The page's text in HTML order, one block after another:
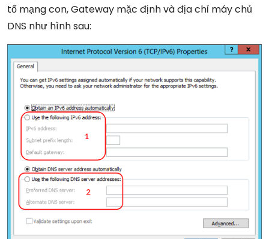
tố mạng con, Gateway mặc định và địa chỉ máy chủ
DNS như hình sau: